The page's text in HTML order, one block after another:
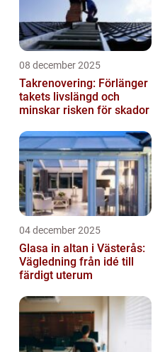
08 december 2025
Takrenovering: Förlänger
takets livslängd och
minskar risken för skador
04 december 2025
Glasa in altan i Västerås:
Vägledning från idé till
färdigt uterum